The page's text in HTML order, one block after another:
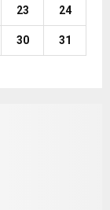
23 24
30
31